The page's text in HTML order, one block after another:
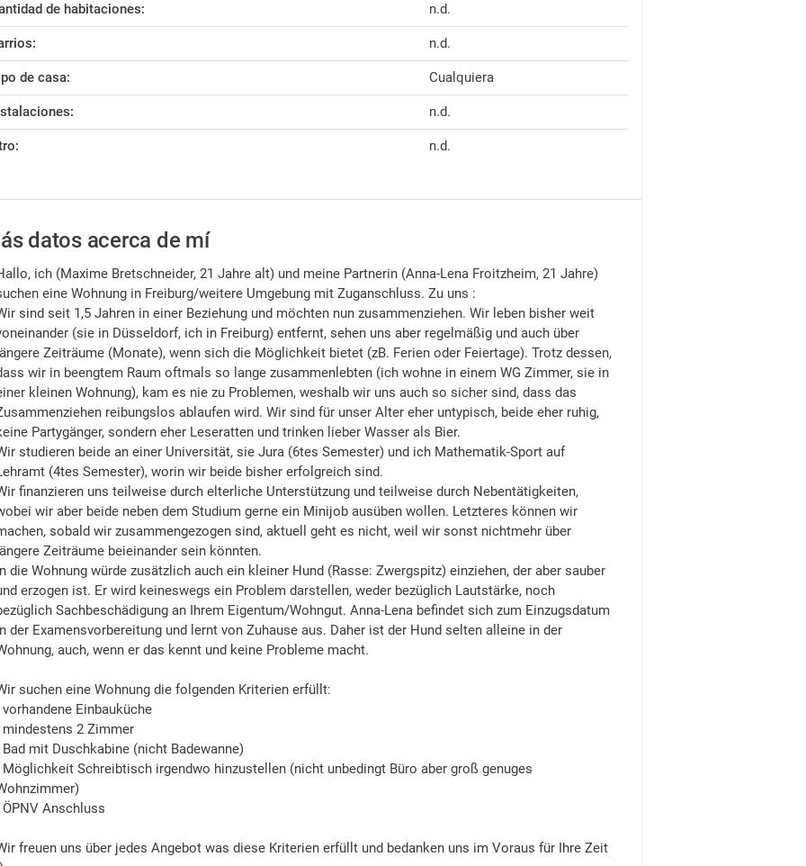
de habitaciones: n.d.
n.d.
de casa: Cualquiera
n.d.
n.d.
datos acerca de mí
ich (Maxime Bretschneider, 21 Jahre alt) und meine Partnerin (Anna-Lena Froitzheim, 21 Jahre)
eine Wohnung in Freiburg/weitere Umgebung mit Zuganschluss. Zu uns :
sind seit 1,5 Jahren in einer Beziehung und möchten nun zusammenziehen. Wir leben bisher weit
(sie in Düsseldorf, ich in Freiburg) entfernt, sehen uns aber regelmäßig und auch über
Zeiträume (Monate), wenn sich die Möglichkeit bietet (zB. Ferien oder Feiertage). Trotz dessen,
wir in beengtem Raum oftmals so lange zusammenlebten (ich wohne in einem WG Zimmer, sie in
kleinen Wohnung), kam es nie zu Problemen, weshalb wir uns auch so sicher sind, dass das
reibungslos ablaufen wird. Wir sind für unser Alter eher untypisch, beide eher ruhig,
Partygänger, sondern eher Leseratten und trinken lieber Wasser als Bier.
studieren beide an einer Universität, sie Jura (6tes Semester) und ich Mathematik-Sport auf
(4tes Semester), worin wir beide bisher erfolgreich sind.
finanzieren uns teilweise durch elterliche Unterstützung und teilweise durch Nebentätigkeiten,
wir aber beide neben dem Studium gerne ein Minijob ausüben wollen. Letzteres können wir
sobald wir zusammengezogen sind, aktuell geht es nicht, weil wir sonst nichtmehr über
Zeiträume beieinander sein könnten.
die Wohnung würde zusätzlich auch ein kleiner Hund (Rasse: Zwergspitz) einziehen, der aber sauber
erzogen ist. Er wird keineswegs ein Problem darstellen, weder bezüglich Lautstärke, noch
Sachbeschädigung an Ihrem Eigentum/Wohngut. Anna-Lena befindet sich zum Einzugsdatum
der Examensvorbereitung und lernt von Zuhause aus. Daher ist der Hund selten alleine in der
auch, wenn er das kennt und keine Probleme macht.
suchen eine Wohnung die folgenden Kriterien erfüllt:
vorhandene Einbauküche
mindestens 2 Zimmer
Bad mit Duschkabine (nicht Badewanne)
Möglichkeit Schreibtisch irgendwo hinzustellen (nicht unbedingt Büro aber groß genuges
ÖPNV Anschluss
freuen uns über jedes Angebot was diese Kriterien erfüllt und bedanken uns im Voraus für Ihre Zeit